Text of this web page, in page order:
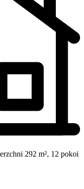
292 m², 12 pokoi